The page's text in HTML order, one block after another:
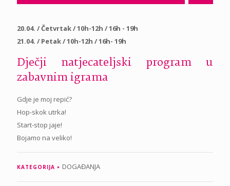
20.04. / Četvrtak / 10h-12h / 16h - 19h
21.04. / Petak / 10h-12h / 16h- 19h
Dječji natjecateljski program u
zabavnim igrama
Gdje je moj repić?
Hop-skok utrka!
Start-stop jaje!
Bojamo na veliko!
KATEGORIJA DOGAĐANJA